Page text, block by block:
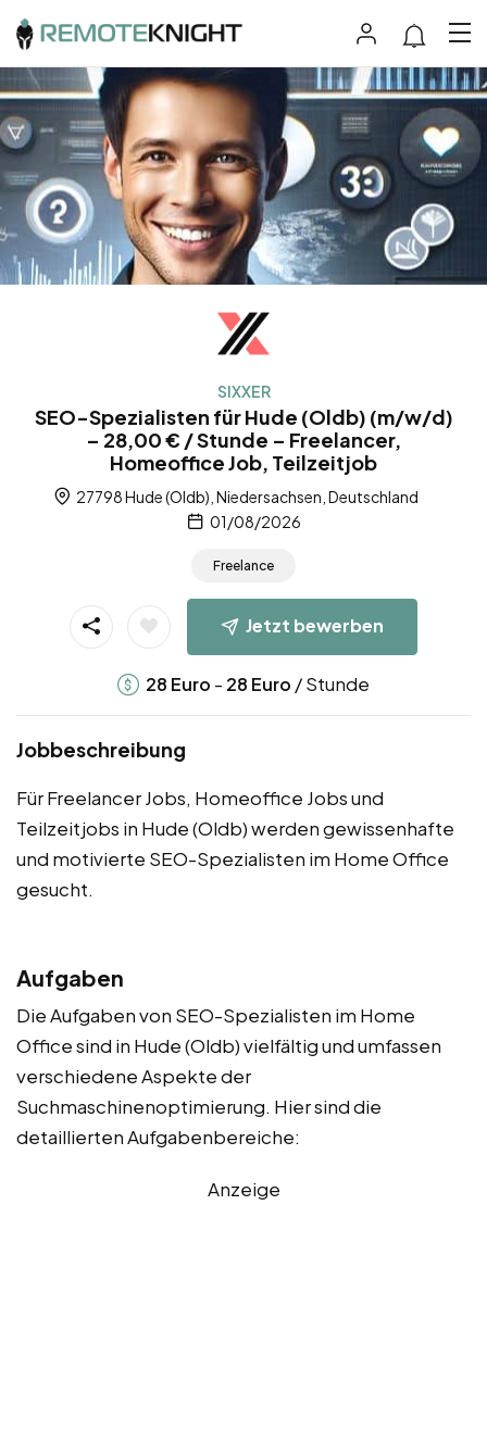
SIXXER
SEO-Spezialisten für Hude (Oldb) (m/w/d)
– 28,00 € / Stunde – Freelancer,
Homeoffice Job, Teilzeitjob
27798 Hude (Oldb), Niedersachsen, Deutschland
01/08/2026
Freelance
Jetzt bewerben
28 Euro - 28 Euro / Stunde
Jobbeschreibung
Für Freelancer Jobs, Homeoffice Jobs und
Teilzeitjobs in Hude (Oldb) werden gewissenhafte
und motivierte SEO-Spezialisten im Home Office
gesucht.
Aufgaben
Die Aufgaben von SEO-Spezialisten im Home
Office sind in Hude (Oldb) vielfältig und umfassen
verschiedene Aspekte der
Suchmaschinenoptimierung. Hier sind die
detaillierten Aufgabenbereiche:
Anzeige